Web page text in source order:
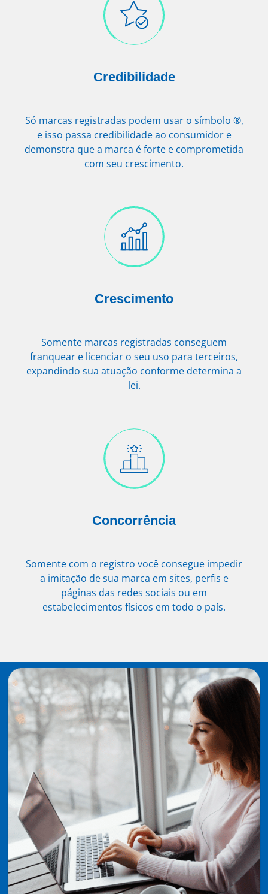
Credibilidade
Só marcas registradas podem usar o símbolo ®,
e isso passa credibilidade ao consumidor e
demonstra que a marca é forte e comprometida
com seu crescimento.
Crescimento
Somente marcas registradas conseguem
franquear e licenciar o seu uso para terceiros,
expandindo sua atuação conforme determina a
lei.
Concorrência
Somente com o registro você consegue impedir
a imitação de sua marca em sites, perfis e
páginas das redes sociais ou em
estabelecimentos físicos em todo o país.